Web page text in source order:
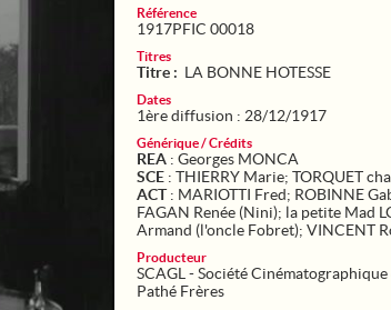
Référence
1917PFIC 00018
Titres
Titre : LA BONNE HOTESSE
Dates
1ère diffusion : 28/12/1917
Générique / Crédits
REA : Georges MONCA
SCE : THIERRY Marie; TORQUET
ACT: MARIOTTI Fred; ROBINNE
FAGAN Renée (Nini); la petite Mad
Armand (l'oncle Fobret); VINCENT
Producteur
SCAGL - Société
Pathé Frères